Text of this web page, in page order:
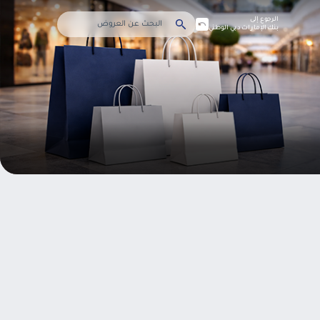
الرجوع إلى
بنك الإمارات دبي الوطني